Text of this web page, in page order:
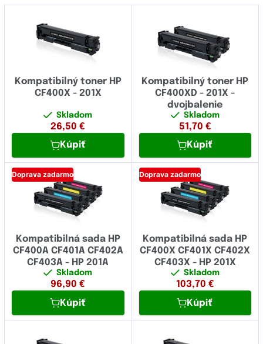
Kompatibilný toner HP
CF400X - 201X
Skladom
26,50 €
Kúpiť
Kompatibilný toner HP
CF400XD - 201X -
dvojbalenie
Skladom
51,70 €
Kúpiť
Doprava zadarmo
Kompatibilná sada HP
CF400A CF401A CF402A
CF403A - HP 201A
Skladom
96,90 €
Kúpiť
Doprava zadarmo
Kompatibilná sada HP
CF400X CF401X CF402X
CF403X - HP 201X
Skladom
103,70 €
Kúpiť